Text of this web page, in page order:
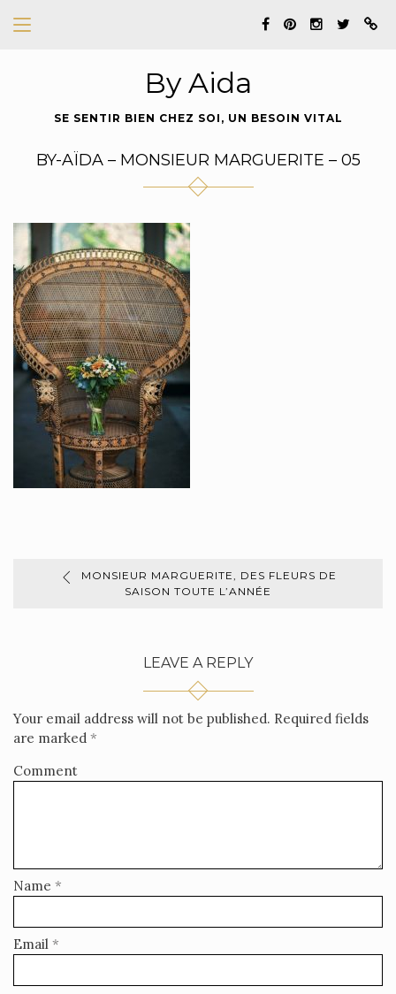
By Aida
SE SENTIR BIEN CHEZ SOI, UN BESOIN VITAL
BY-AÏDA – MONSIEUR MARGUERITE – 05
MONSIEUR MARGUERITE, DES FLEURS DE
SAISON TOUTE L’ANNÉE
LEAVE A REPLY
Your email address will not be published. Required fields
are marked *
Comment
Name *
Email *